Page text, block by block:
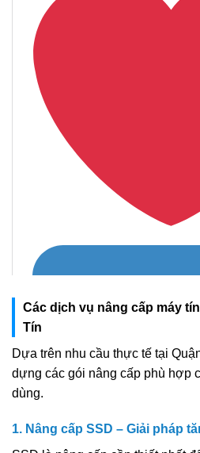
Các dịch vụ nâng cấp máy
Tín
Dựa trên nhu cầu thực tế tại
dựng các gói nâng cấp phù hợp
dùng.
1. Nâng cấp SSD – Giải pháp